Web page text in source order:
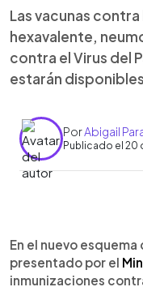
Las vacunas
hexavalente,
contra el Virus del
estarán
PorAbigail
Publicado el 20
Escuchar
En el nuevo
presentado por el
inmunizaciones